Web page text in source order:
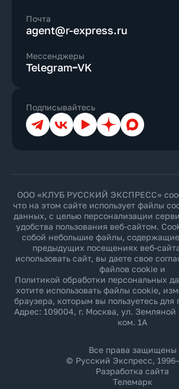
Почта
agent@r-express.ru
Мессенджеры
Telegram VK
Подписывайтесь
ТелеграмВКонтакте
YouTubeДзен Max
ООО «КЛУБ РУССКИЙ ЭКСПРЕСС»
что на этом сайте использует файлы
данных, с целью персонализации
удобства пользования веб-сайтом.
собой небольшие файлы,
предыдущих посещениях веб-
использовать сайт, вы даете свое
файлов cookie и
Политикой обработки персональных
хотите использовать файлы cookie,
браузера, которым вы пользуетесь
Адрес: 109004, г. Москва, ул. Земляной
ком. 1А
Все права защищены
© Русский Экспресс,
Разработка сайта
Телемарк